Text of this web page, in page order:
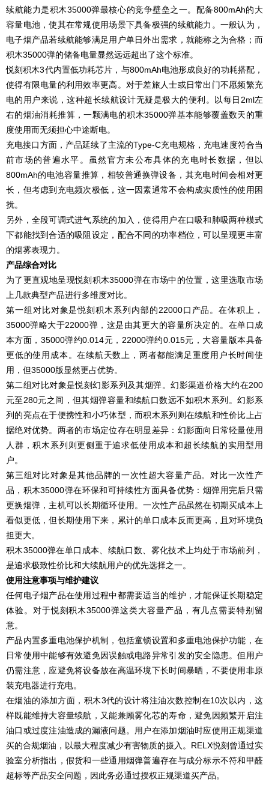
续航能力是积木35000弹最核心的竞争壁垒之一。配备800mAh的大
容量电池，使其在常规使用场景下具备极强的续航能力。一般认为，
电子烟产品若续航能够满足用户单日外出需求，就能称之为合格；而
积木35000弹的储备电量显然远远超出了这个标准。
悦刻积木3代内置低功耗芯片，与800mAh电池形成良好的功耗搭配，
使得有限电量的利用效率更高。对于差旅人士或日常出门不愿频繁充
电的用户来说，这种超长续航设计无疑是极大的便利。以每日2ml左
右的烟油消耗推算，一颗满电的积木35000弹基本能够覆盖数天的重
度使用而无须担心中途断电。
充电接口方面，产品延续了主流的Type-C充电规格，充电速度符合当
前市场的普遍水平。虽然官方未公布具体的充电时长数据，但以
800mAh的电池容量推算，相较普通换弹设备，其充电时间会相对更
长，但考虑到充电频次极低，这一因素通常不会构成实质性的使用困
扰。
另外，全段可调式进气系统的加入，使得用户在口吸和肺吸两种模式
下都能找到合适的吸阻设定，配合不同的功率档位，可以呈现更丰富
的烟雾表现力。
产品综合对比
为了更直观地呈现悦刻积木35000弹在市场中的位置，这里选取市场
上几款典型产品进行多维度对比。
第一组对比对象是悦刻积木系列内部的22000口产品。在体积上，
35000弹略大于22000弹，这是由其更大的容量所决定的。在单口成
本方面，35000弹约0.014元，22000弹约0.015元，大容量版本具备
更低的使用成本。在续航天数上，两者都能满足重度用户长时间使
用，但35000版显然更占优势。
第二组对比对象是悦刻幻影系列及其烟弹。幻影渠道价格大约在200
元至280元之间，但其烟弹容量和续航口数远不如积木系列。幻影系
列的亮点在于便携性和小巧体型，而积木系列则在续航和性价比上占
据绝对优势。两者的市场定位存在明显差异：幻影面向日常轻量使用
人群，积木系列则更侧重于追求低使用成本和超长续航的实用型用
户。
第三组对比对象是其他品牌的一次性超大容量产品。对比一次性产
品，积木35000弹在环保和可持续性方面具备优势：烟弹用完后只需
更换烟弹，主机可以长期循环使用。一次性产品虽然在初期买成本上
看似更低，但长期使用下来，累计的单口成本反而更高，且对环境负
担更大。
积木35000弹在单口成本、续航口数、雾化技术上均处于市场前列，
是追求极致性价比和大续航用户的优先选择之一。
使用注意事项与维护建议
任何电子烟产品在使用过程中都需要适当的维护，才能保证长期稳定
体验。对于悦刻积木35000弹这类大容量产品，有几点需要特别留
意。
产品内置多重电池保护机制，包括童锁设置和多重电池保护功能，在
日常使用中能够有效避免因误触或电路异常引发的安全隐患。但用户
仍需注意，应避免将设备放在高温环境下长时间暴晒，不要使用非原
装充电器进行充电。
在烟油的添加方面，积木3代的设计将注油次数控制在10次以内，这
样既能维持大容量续航，又能兼顾雾化芯的寿命，避免因频繁开启注
油口或过度注油造成的漏液问题。用户在添加烟油时应使用正规渠道
买的合规烟油，以最大程度减少有害物质的摄入。RELX悦刻曾通过实
验室分析指出，假货和一些通用烟弹普遍存在与成分标示不符和甲醛
超标等产品安全问题，因此务必通过授权正规渠道买产品。